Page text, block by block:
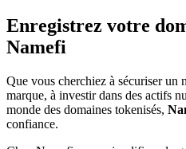
Enregistrez votre
Namefi
Que vous cherchiez à sécuriser un
marque, à investir dans des actifs
monde des domaines tokenisés,
confiance.